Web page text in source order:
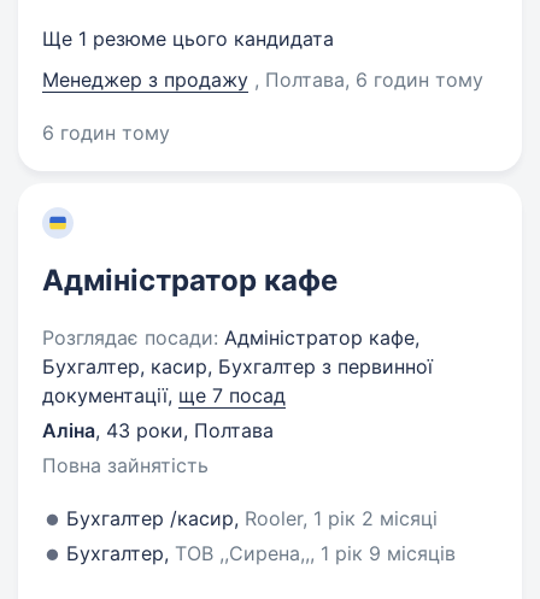
Ще 1 резюме цього кандидата
Менеджер з продажу , Полтава, 6 годин тому
6 годин тому
Адміністратор кафе
Розглядає посади: Адміністратор кафе,
Бухгалтер, касир, Бухгалтер з первинної
документації, ще 7 посад
Аліна, 43 роки, Полтава
Повна зайнятість
Бухгалтер /касир, Rooler, 1 рік 2 місяці
Бухгалтер, ТОВ ,,Сирена,,, 1 рік 9 місяців